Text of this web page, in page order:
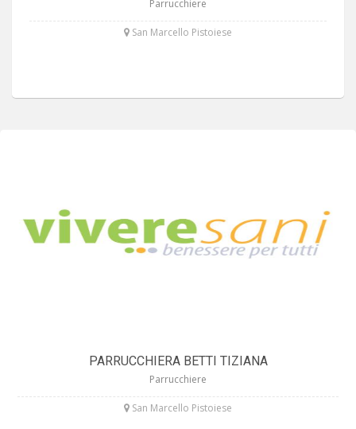
Parrucchiere
San Marcello Pistoiese
PARRUCCHIERA BETTI TIZIANA
Parrucchiere
San Marcello Pistoiese